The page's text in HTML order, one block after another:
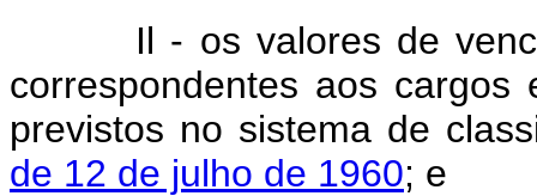
Il - os valores de
correspondentes aos cargos
previstos no sistema de
de 12 de julho de 1960; e